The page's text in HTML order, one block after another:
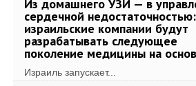
Из домашнего УЗИ — в
сердечной
израильские компании будут
разрабатывать следующее
поколение медицины на
Израиль запускает...